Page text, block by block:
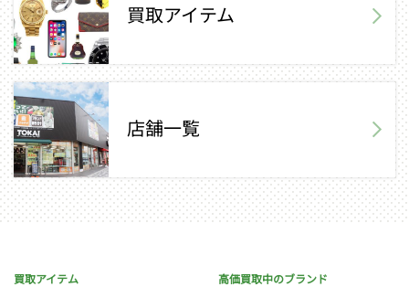
買取アイテム
店舗一覧
買取アイテム 高価買取中のブランド